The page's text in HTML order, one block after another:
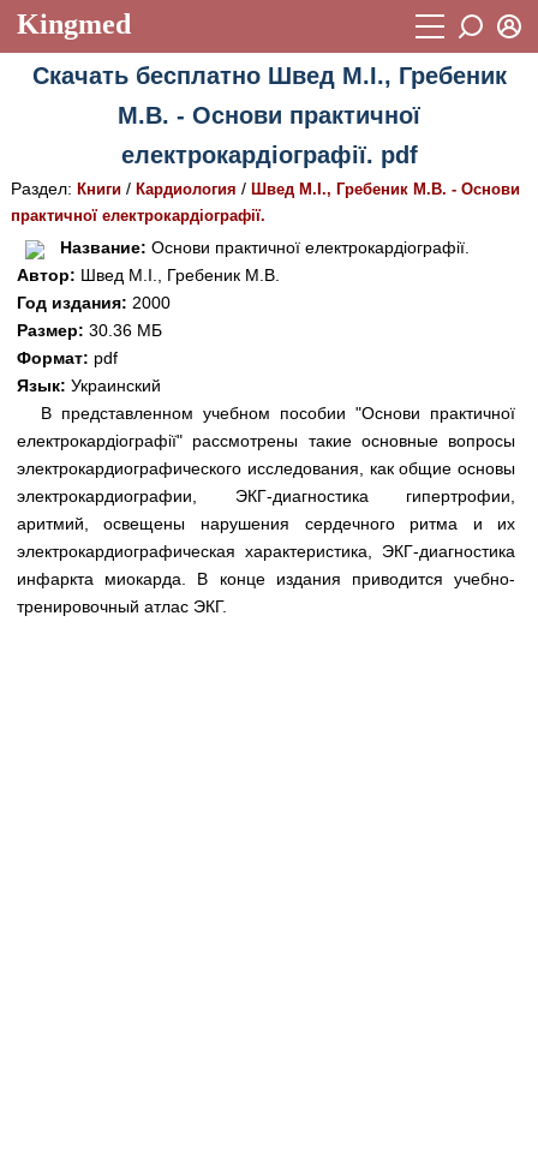
Kingmed
Учебный материал
Видеогалерея 899
Истории болезней 1268
Лекции и презентации 2474
Аккредитационные тесты
Методические рекомендации
Научно-популярное
Статьи
Новости (244)
Медицинская стандартизация
Нормативы экстренной и неотложной помощи
Восстановить пароль
Регистрация
Скачать бесплатно Швед М.І., Гребеник
М.В. - Основи практичної
електрокардіографії. pdf
Раздел: Книги/ Кардиология / Швед М.І., Гребеник М.В. - Основи
практичної електрокардіографії.
Название: Основи практичної електрокардіографії.
Автор: Швед М.І., Гребеник М.В.
Год издания: 2000
Размер: 30.36 МБ
Формат: pdf
Язык: Украинский
В представленном учебном пособии "Основи практичної
електрокардіографії" рассмотрены такие основные вопросы
электрокардиографического исследования, как общие основы
электрокардиографии, ЭКГ-диагностика гипертрофии,
аритмий, освещены нарушения сердечного ритма и их
электрокардиографическая характеристика, ЭКГ-диагностика
инфаркта миокарда. В конце издания приводится учебно-
тренировочный атлас ЭКГ.